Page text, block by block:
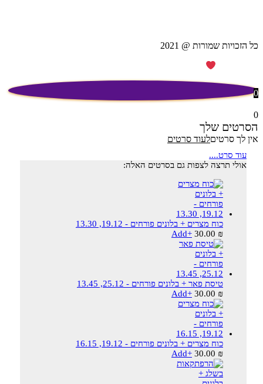
כל הזכויות שמורות @ 2021
0
0
הסרטים שלך
אין לך סרטיםלעוד סרטים
עוד סרט....
אולי תרצה לצפות גם בסרטים האלה:
כוח מצרים + בלונים פורחים - 19.12, 13.30
30.00 ₪
+
Add
טיסת פאר + בלונים פורחים - 25.12, 13.45
30.00 ₪
+
Add
כוח מצרים + בלונים פורחים - 19.12, 16.15
30.00 ₪
+
Add